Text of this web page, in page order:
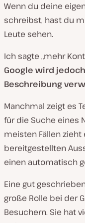
Wenn du deine
schreibst, hast du
Leute sehen.
Ich sagte „mehr
Google wird
Beschreibung
Manchmal zeigt es
für die Suche eines
meisten Fällen zieht
bereitgestellten
einen automatisch
Eine gut
große Rolle bei der
Besuchern. Sie hat